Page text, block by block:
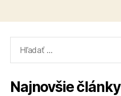
Najnovšie články